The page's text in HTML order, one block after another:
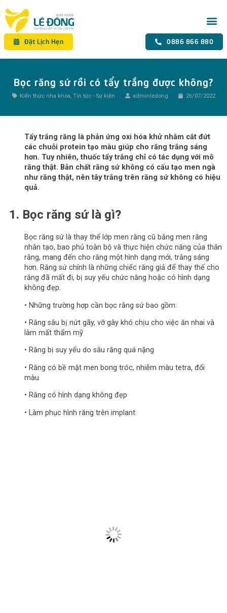
Đặt Lịch Hẹn 0886 866 880
Bọc răng sứ rồi có tẩy trắng được không?
Kiến thức nha khoa, Tin tức - Sự kiện adminledong 26/07/2022
Tẩy trắng răng là phản ứng oxi hóa khử nhằm cắt đứt
các chuỗi protein tạo màu giúp cho răng trắng sáng
hơn. Tuy nhiên, thuốc tẩy trắng chỉ có tác dụng với mô
răng thật. Bản chất răng sứ không có cấu tạo men ngà
như răng thật, nên tây trắng trên răng sứ không có hiệu
quả.
1. Bọc răng sứ là gì?
Bọc răng sứ là thay thế lớp men răng cũ bằng men răng
nhân tạo, bao phủ toàn bộ và thực hiện chức năng của thân
răng, mang đến cho răng một hình dạng mới, trắng sáng
hơn. Răng sứ chính là những chiếc răng giả để thay thế cho
răng đã mất đi, bị suy yếu chức năng hoặc có hình dạng
không đẹp.
• Những trường hợp cần bọc răng sứ bao gồm:
• Răng sâu bị nứt gãy, vỡ gây khó chịu cho việc ăn nhai và
làm mất thẩm mỹ
• Răng bị suy yếu do sâu răng quá nặng
• Răng có bề mặt men bong tróc, nhiễm màu tetra, đổi
màu
• Răng có hình dạng không đẹp
• Làm phục hình răng trên implant